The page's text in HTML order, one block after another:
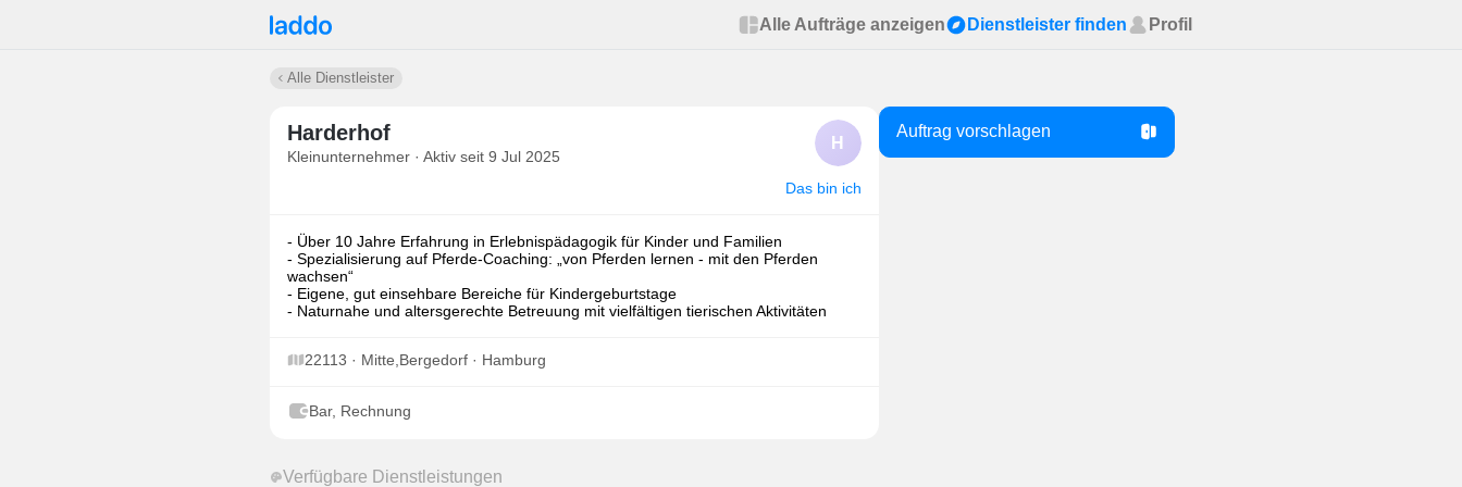
Alle Aufträge anzeigen Dienstleister finden Profil
Alle Dienstleister
Harderhof
Kleinunternehmer · Aktiv seit 9 Jul 2025
H
Das bin ich
- Über 10 Jahre Erfahrung in Erlebnispädagogik für Kinder und Familien
- Spezialisierung auf Pferde-Coaching: „von Pferden lernen - mit den Pferden
wachsen“
- Eigene, gut einsehbare Bereiche für Kindergeburtstage
- Naturnahe und altersgerechte Betreuung mit vielfältigen tierischen Aktivitäten
22113 · Mitte,Bergedorf · Hamburg
Bar, Rechnung
Verfügbare Dienstleistungen
Auftrag vorschlagen